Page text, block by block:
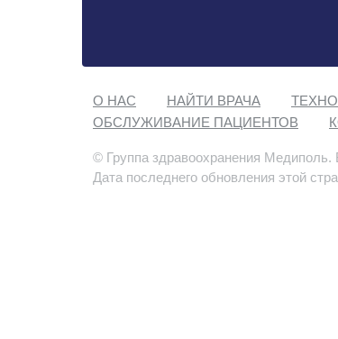
О НАС НАЙТИ ВРАЧА
ОБСЛУЖИВАНИЕ ПАЦИЕНТОВ
© Группа здравоохранения
Дата последнего обновления этой